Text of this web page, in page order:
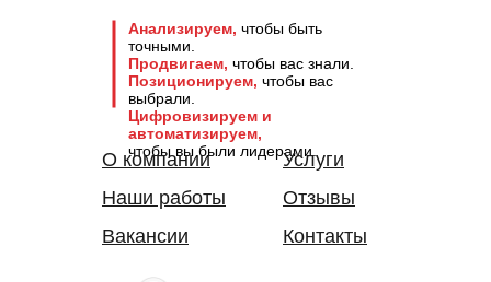
Анализируем, чтобы быть
точными.
Продвигаем, чтобы вас знали.
Позиционируем, чтобы вас
выбрали.
Цифровизируем и
автоматизируем,
чтобы вы были лидерами.
О компании
Наши работы
Отзывы
Услуги
Вакансии Контакты